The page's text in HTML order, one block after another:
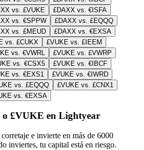
vs. £VUKE
£DAXX vs. €ISFA
vs. €SPPW
£DAXX vs. £EQQQ
vs. £MEUD
£DAXX vs. €EXSA
vs. £CUKX
£VUKE vs. £IEEM
vs. €VWRL
£VUKE vs. £VWRP
vs. €CSX5
£VUKE vs. €IBCF
vs. €EXS1
£VUKE vs. €IWRD
vs. £EQQQ
£VUKE vs. £CNX1
vs. €EXSA
£VUKE en Lightyear
e invierte en más de 6000
inviertes, tu capital está en riesgo.